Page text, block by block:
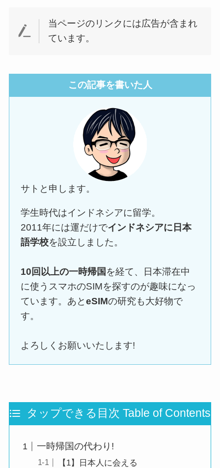
当ページのリンクには広告が含まれ
ています。
この記事を書いた人
サトと申します。
学生時代はインドネシアに留学。
2011年には運だけでインドネシアに日本
語学校を設立しました。
10回以上の一時帰国 を経て、日本滞在中
に使うスマホのSIMを探すのが趣味になっ
ています。あとeSIMの研究も大好物で
す。
よろしくお願いいたします!
タップできる目次 Table of Contents
一時帰国の代わり!
【1】日本人に会える